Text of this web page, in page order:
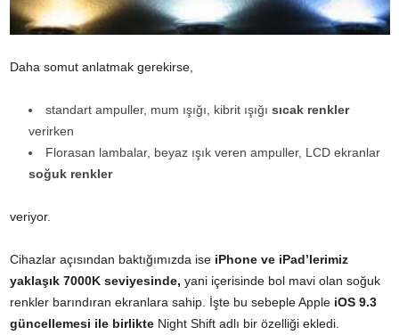
Daha somut anlatmak gerekirse,
standart ampuller, mum ışığı, kibrit ışığı sıcak renkler
verirken
Florasan lambalar, beyaz ışık veren ampuller, LCD ekranlar
soğuk renkler
veriyor.
Cihazlar açısından baktığımızda ise iPhone ve iPad’lerimiz
yaklaşık 7000K seviyesinde, yani içerisinde bol mavi olan soğuk
renkler barındıran ekranlara sahip. İşte bu sebeple Apple iOS 9.3
güncellemesi ile birlikte Night Shift adlı bir özelliği ekledi.